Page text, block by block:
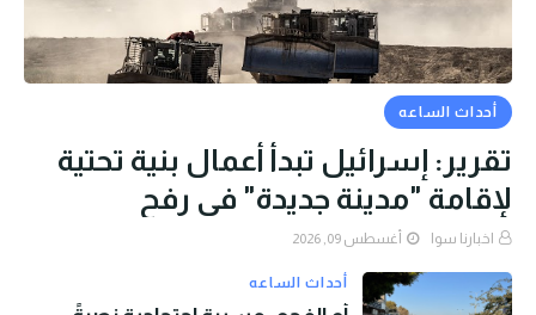
أحداث الساعه
تقرير: إسرائيل تبدأ أعمال بنية تحتية
لإقامة "مدينة جديدة" في رفح
اخبارنا سوا أغسطس 09, 2026
أحداث الساعه